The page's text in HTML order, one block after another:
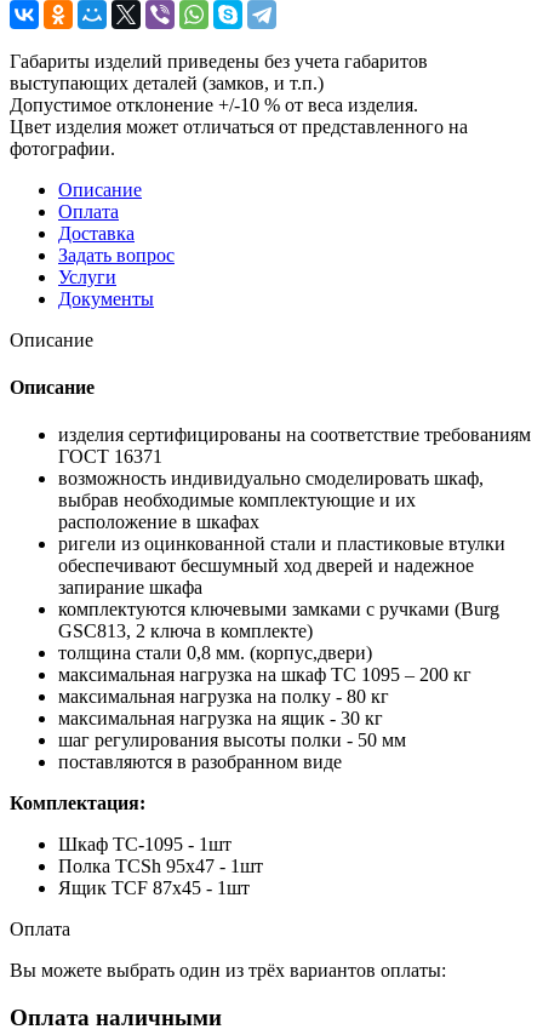
Габариты изделий приведены без учета габаритов
выступающих деталей (замков, и т.п.)
Допустимое отклонение +/-10 % от веса изделия.
Цвет изделия может отличаться от представленного на
фотографии.
Описание
Оплата
Доставка
Задать вопрос
Услуги
Документы
Описание
Описание
изделия сертифицированы на соответствие требованиям
ГОСТ 16371
возможность индивидуально смоделировать шкаф,
выбрав необходимые комплектующие и их
расположение в шкафах
ригели из оцинкованной стали и пластиковые втулки
обеспечивают бесшумный ход дверей и надежное
запирание шкафа
комплектуются ключевыми замками с ручками (Burg
GSC813, 2 ключа в комплекте)
толщина стали 0,8 мм. (корпус,двери)
максимальная нагрузка на шкаф ТС 1095 – 200 кг
максимальная нагрузка на полку - 80 кг
максимальная нагрузка на ящик - 30 кг
шаг регулирования высоты полки - 50 мм
поставляются в разобранном виде
Комплектация:
Шкаф TC-1095 - 1шт
Полка TCSh 95х47 - 1шт
Ящик TCF 87x45 - 1шт
Оплата
Вы можете выбрать один из трёх вариантов оплаты:
Оплата наличными